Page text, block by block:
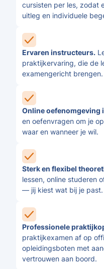
cursisten per les, zodat
uitleg en individuele
Ervaren instructeurs.
praktijkervaring, die de
examengericht brengen.
Online oefenomgeving
en oefenvragen om je
waar en wanneer je wil.
Sterk en flexibel
lessen, online studeren
— jij kiest wat bij je past.
Professionele
praktijkexamen af op
opleidingsboten met
vertrouwen aan boord.